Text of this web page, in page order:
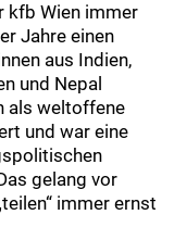
kfb Wien immer
Jahre einen
aus Indien,
und Nepal
als weltoffene
und war eine
gelang vor
immer ernst